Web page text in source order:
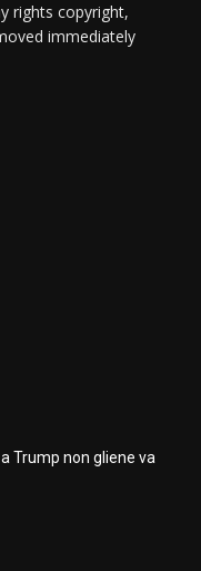
rights copyright,
immediately
Trump non gliene va